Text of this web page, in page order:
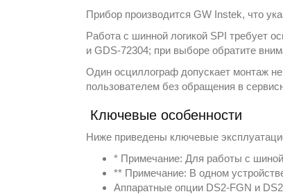
Прибор производитсяGW Instek, что
Работа с шинной логикой SPI требует
и GDS-72304; при выборе обратите
Один осциллограф допускает монтаж
пользователем без обращения в
Ключевые особенности
Ниже приведены ключевые
* Примечание: Для работы с
** Примечание: В одном
Аппаратные опции DS2-FGN и